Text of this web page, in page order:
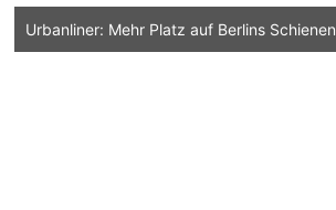
Urbanliner: Mehr Platz auf Berlins Schienen